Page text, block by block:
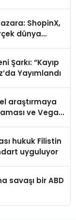
ShopinX,
dünya
Şarkı: “Kayıp
Yayımlandı
araştırmaya
ve Vegan
hukuk Filistin
uyguluyor
savaşı bir ABD